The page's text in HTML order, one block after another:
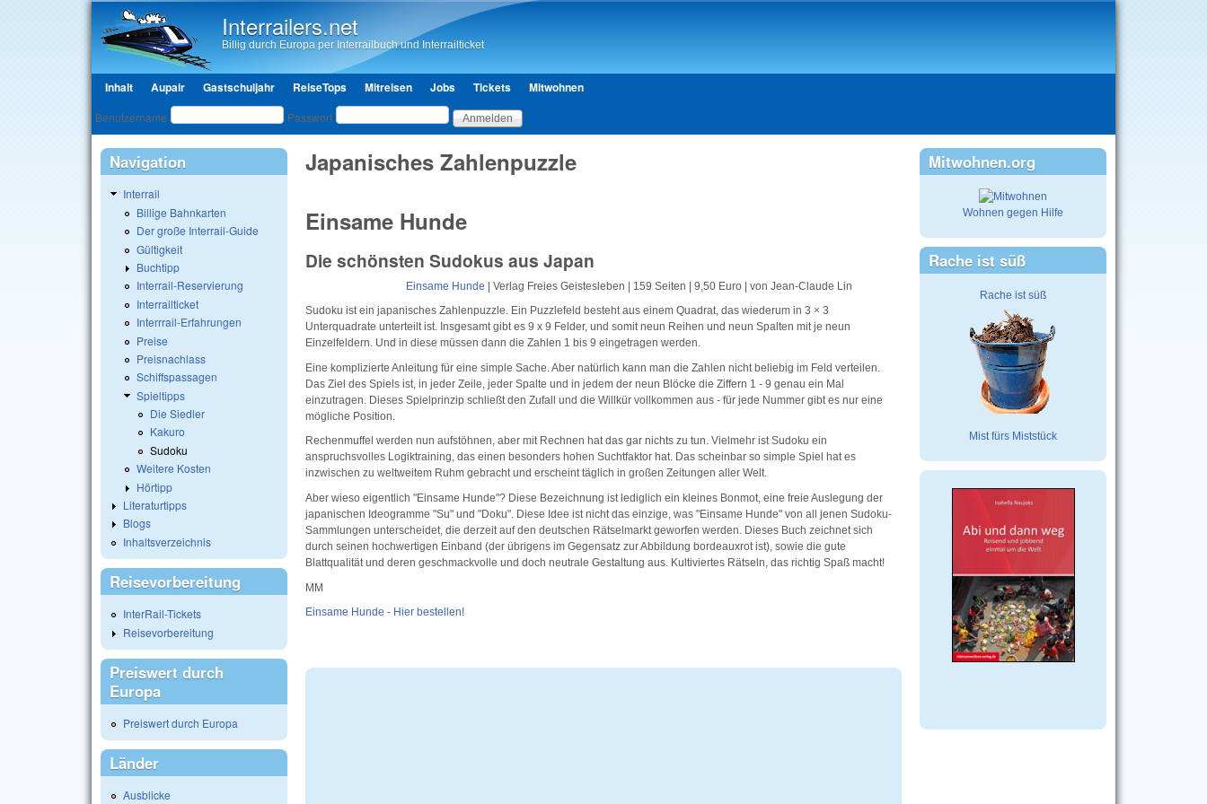
Interrailers.net
Billig durch Europa per Interrailbuch und Interrailticket
Hauptmenü
Inhalt Aupair Gastschuljahr ReiseTops Mitreisen Jobs Tickets Mitwohnen
Benutzeranmeldung
Benutzername Passwort
Japanisches Zahlenpuzzle
Einsame Hunde
Die schönsten Sudokus aus Japan
Einsame Hunde | Verlag Freies Geistesleben | 159 Seiten | 9,50 Euro | von Jean-Claude Lin
Sudoku ist ein japanisches Zahlenpuzzle. Ein Puzzlefeld besteht aus einem Quadrat, das wiederum in 3 × 3
Unterquadrate unterteilt ist. Insgesamt gibt es 9 x 9 Felder, und somit neun Reihen und neun Spalten mit je neun
Einzelfeldern. Und in diese müssen dann die Zahlen 1 bis 9 eingetragen werden.
Eine komplizierte Anleitung für eine simple Sache. Aber natürlich kann man die Zahlen nicht beliebig im Feld verteilen.
Das Ziel des Spiels ist, in jeder Zeile, jeder Spalte und in jedem der neun Blöcke die Ziffern 1 - 9 genau ein Mal
einzutragen. Dieses Spielprinzip schließt den Zufall und die Willkür vollkommen aus - für jede Nummer gibt es nur eine
mögliche Position.
Rechenmuffel werden nun aufstöhnen, aber mit Rechnen hat das gar nichts zu tun. Vielmehr ist Sudoku ein
anspruchsvolles Logiktraining, das einen besonders hohen Suchtfaktor hat. Das scheinbar so simple Spiel hat es
inzwischen zu weltweitem Ruhm gebracht und erscheint täglich in großen Zeitungen aller Welt.
Aber wieso eigentlich "Einsame Hunde"? Diese Bezeichnung ist lediglich ein kleines Bonmot, eine freie Auslegung der
japanischen Ideogramme "Su" und "Doku". Diese Idee ist nicht das einzige, was "Einsame Hunde" von all jenen Sudoku-
Sammlungen unterscheidet, die derzeit auf den deutschen Rätselmarkt geworfen werden. Dieses Buch zeichnet sich
durch seinen hochwertigen Einband (der übrigens im Gegensatz zur Abbildung bordeauxrot ist), sowie die gute
Blattqualität und deren geschmackvolle und doch neutrale Gestaltung aus. Kultiviertes Rätseln, das richtig Spaß macht!
MM
Einsame Hunde - Hier bestellen!
Navigation
Interrail
Billige Bahnkarten
Der große Interrail-Guide
Gültigkeit
Buchtipp
Interrail-Reservierung
Interrailticket
Interrrail-Erfahrungen
Preise
Preisnachlass
Schiffspassagen
Spieltipps
Die Siedler
Kakuro
Sudoku
Weitere Kosten
Hörtipp
Literaturtipps
Blogs
Inhaltsverzeichnis
Reisevorbereitung
InterRail-Tickets
Reisevorbereitung
Preiswert durch
Europa
Preiswert durch Europa
Länder
Ausblicke
Mitwohnen.org
Wohnen gegen Hilfe
Rache ist süß
Rache ist süß
Mist fürs Miststück